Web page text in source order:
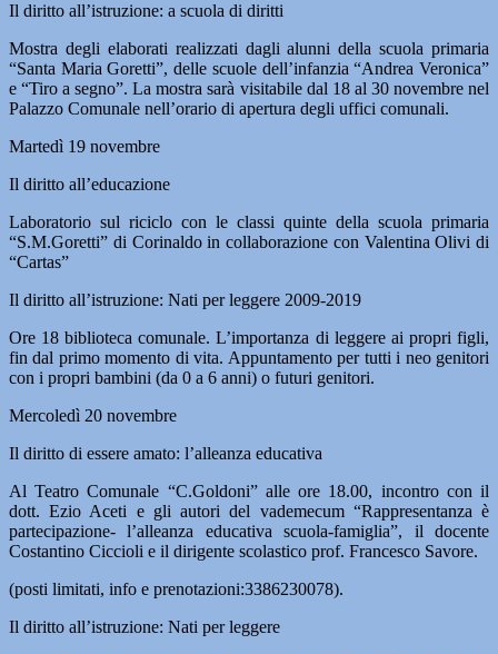
Il diritto all’istruzione: a scuola di diritti
Mostra degli elaborati realizzati dagli alunni della scuola primaria
“Santa Maria Goretti”, delle scuole dell’infanzia “Andrea Veronica”
e “Tiro a segno”. La mostra sarà visitabile dal 18 al 30 novembre nel
Palazzo Comunale nell’orario di apertura degli uffici comunali.
Martedì 19 novembre
Il diritto all’educazione
Laboratorio sul riciclo con le classi quinte della scuola primaria
“S.M.Goretti” di Corinaldo in collaborazione con Valentina Olivi di
“Cartas”
Il diritto all’istruzione: Nati per leggere 2009-2019
Ore 18 biblioteca comunale. L’importanza di leggere ai propri figli,
fin dal primo momento di vita. Appuntamento per tutti i neo genitori
con i propri bambini (da 0 a 6 anni) o futuri genitori.
Mercoledì 20 novembre
Il diritto di essere amato: l’alleanza educativa
Al Teatro Comunale “C.Goldoni” alle ore 18.00, incontro con il
dott. Ezio Aceti e gli autori del vademecum “Rappresentanza è
partecipazione- l’alleanza educativa scuola-famiglia”, il docente
Costantino Ciccioli e il dirigente scolastico prof. Francesco Savore.
(posti limitati, info e prenotazioni:3386230078).
Il diritto all’istruzione: Nati per leggere